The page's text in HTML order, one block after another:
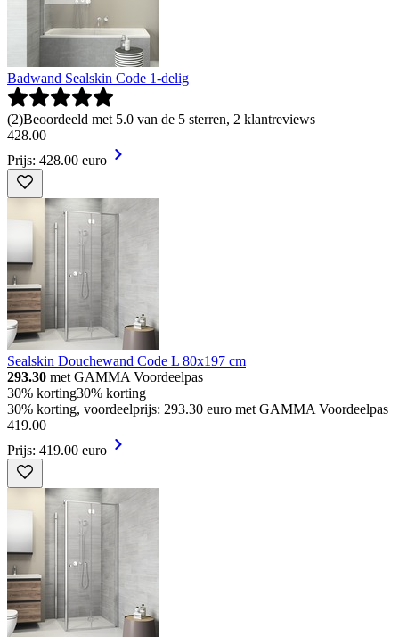
Badwand Sealskin Code 1-delig
(2)Beoordeeld met 5.0 van de 5 sterren, 2 klantreviews
428.00
Prijs: 428.00 euro
Sealskin Douchewand Code L 80x197 cm
293.30 met GAMMA Voordeelpas
30% korting30% korting
30% korting, voordeelprijs: 293.30 euro met GAMMA Voordeelpas
419.00
Prijs: 419.00 euro